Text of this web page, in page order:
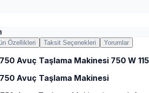
Özellikleri Taksit Seçenekleri Yorumlar
Avuç Taşlama Makinesi 750 W
Avuç Taşlama Makinesi